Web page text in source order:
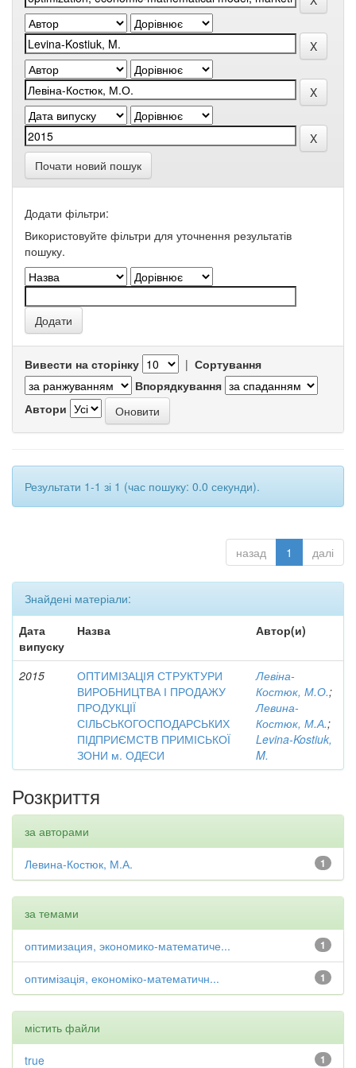
Почати новий пошук
Додати фільтри:
Використовуйте фільтри для уточнення результатів
пошуку.
Вивести на сторінку | Сортування
Впорядкування
Автори
Результати 1-1 зі 1 (час пошуку: 0.0 секунди).
назад 1 далі
Знайдені матеріали:
Дата
випуску
Назва Автор(и)
2015
ОПТИМІЗАЦІЯ СТРУКТУРИ
ВИРОБНИЦТВА І ПРОДАЖУ
ПРОДУКЦІЇ
СІЛЬСЬКОГОСПОДАРСЬКИХ
ПІДПРИЄМСТВ ПРИМІСЬКОЇ
ЗОНИ м. ОДЕСИ
Левіна-
Костюк, М.О.;
Левина-
Костюк, М.А.;
Levina-Kostiuk,
M.
Розкриття
за авторами
1
Левина-Костюк, М.А.
за темами
1
оптимизация, экономико-математиче...
1
оптимізація, економіко-математичн...
містить файли
1
true